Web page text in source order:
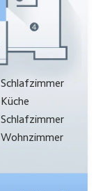
Schlafzimmer
Küche
Schlafzimmer
Wohnzimmer